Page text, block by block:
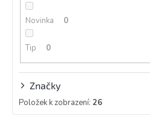
Novinka 0
Tip 0
Značky
Položek k zobrazení: 26